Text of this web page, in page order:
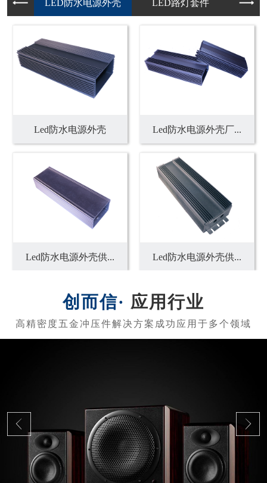
Led防水电源外壳 Led防水电源外壳厂...
Led防水电源外壳供... Led防水电源外壳供...
应用行业